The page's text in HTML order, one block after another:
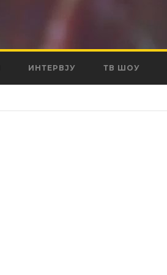
ИНТЕРВЈУ ТВ ШОУ